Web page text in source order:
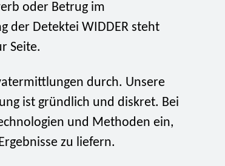
oder Betrug im
der Detektei WIDDER steht
Seite.
durch. Unsere
ist gründlich und diskret. Bei
und Methoden ein,
zu liefern.